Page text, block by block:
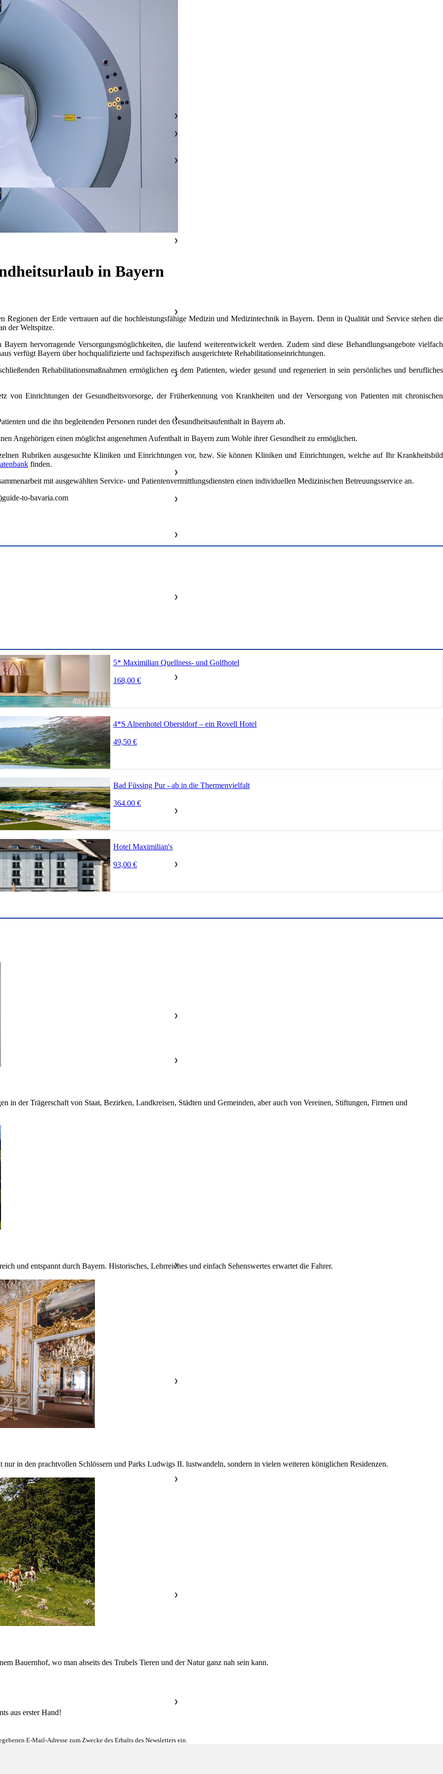
in Bayern
Regionen der Erde vertrauen auf die hochleistungsfähige Medizin und Medizintechnik in Bayern. Denn in Qualität und Service stehen die
der Weltspitze.
hervorragende Versorgungsmöglichkeiten, die laufend weiterentwickelt werden. Zudem sind diese Behandlungsangebote vielfach
verfügt Bayern über hochqualifizierte und fachspezifisch ausgerichtete Rehabilitationseinrichtungen.
Rehabilitationsmaßnahmen ermöglichen es dem Patienten, wieder gesund und regeneriert in sein persönliches und berufliches
von Einrichtungen der Gesundheitsvorsorge, der Früherkennung von Krankheiten und der Versorgung von Patienten mit chronischen
und die ihn begleitenden Personen rundet den Gesundheitsaufenthalt in Bayern ab.
Angehörigen einen möglichst angenehmen Aufenthalt in Bayern zum Wohle ihrer Gesundheit zu ermöglichen.
Rubriken ausgesuchte Kliniken und Einrichtungen vor, bzw. Sie können Kliniken und Einrichtungen, welche auf Ihr Krankheitsbild
finden.
mit ausgewählten Service- und Patientenvermittlungsdiensten einen individuellen Medizinischen Betreuungsservice an.
to-bavaria.com
5* Maximilian Quellness- und Golfhotel
168,00 €
4*S Alpenhotel Oberstdorf – ein Rovell Hotel
49,50 €
Bad Füssing Pur - ab in die Thermenvielfalt
364.00 €
Hotel Maximilian's
93,00 €
in der Trägerschaft von Staat, Bezirken, Landkreisen, Städten und Gemeinden, aber auch von Vereinen, Stiftungen, Firmen und
und entspannt durch Bayern. Historisches, Lehrreiches und einfach Sehenswertes erwartet die Fahrer.
in den prachtvollen Schlössern und Parks Ludwigs II. lustwandeln, sondern in vielen weiteren königlichen Residenzen.
Bauernhof, wo man abseits des Trubels Tieren und der Natur ganz nah sein kann.
aus erster Hand!
E-Mail-Adresse zum Zwecke des Erhalts des Newsletters ein.
❯
❯
❯
❯
❯
❯
❯
❯
❯
❯
❯
❯
❯
❯
❯
❯
❯
❯
❯
❯
❯